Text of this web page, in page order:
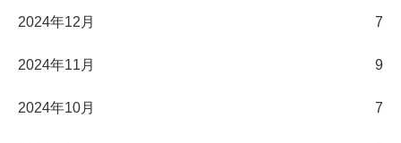
2024年12月 7
2024年11月 9
2024年10月 7